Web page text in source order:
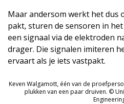
Maar andersom werkt het dus
pakt, sturen de sensoren in
een signaal via de elektroden
drager. Die signalen imiteren
ervaart als je iets vastpakt.
Keven Walgamott, één van de
plukken van een paar druiven. ©